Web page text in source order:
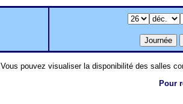
Vous pouvez visualiser la disponibilité des salles
Pour